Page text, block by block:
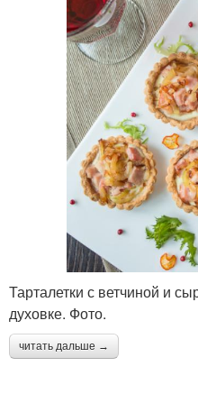
Тарталетки с ветчиной и
духовке. Фото.
читать дальше →